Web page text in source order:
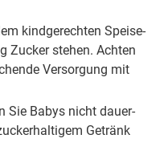
kind­ge­rech­ten Spei­se­
Zu­cker ste­hen. Ach­ten
Ver­sor­gung mit
Sie Ba­bys nicht dau­er­
Ge­tränk